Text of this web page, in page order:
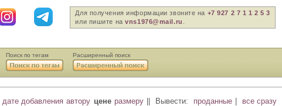
Для получения информации звоните на +7 927 2 7 1 1 2 5 3
или пишите наvns1976@mail.ru
Поиск по тегам Расширенный поиск
дате добавления автору цене размеру Вывести: проданные все сразу